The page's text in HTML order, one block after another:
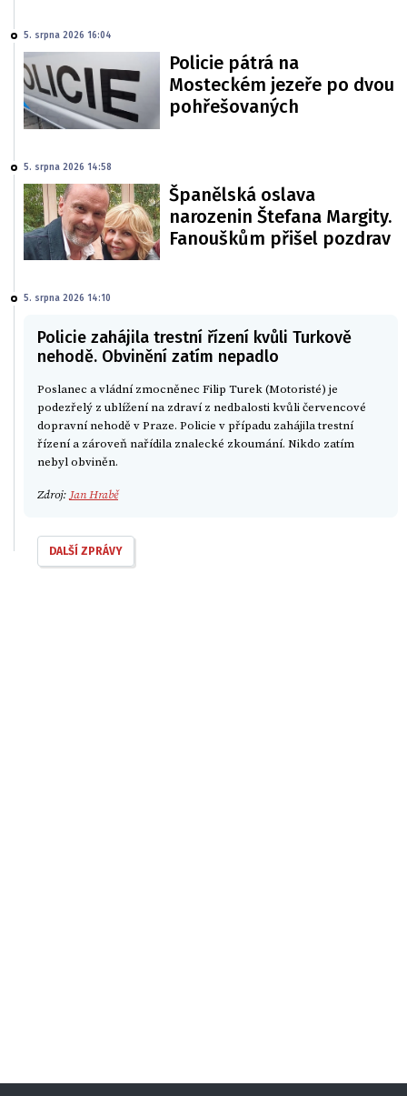
5. srpna 2026 16:04
Policie pátrá na
Mosteckém jezeře po dvou
pohřešovaných
5. srpna 2026 14:58
Španělská oslava
narozenin Štefana Margity.
Fanouškům přišel pozdrav
5. srpna 2026 14:10
Policie zahájila trestní řízení kvůli Turkově
nehodě. Obvinění zatím nepadlo
Poslanec a vládní zmocněnec Filip Turek (Motoristé) je
podezřelý z ublížení na zdraví z nedbalosti kvůli červencové
dopravní nehodě v Praze. Policie v případu zahájila trestní
řízení a zároveň nařídila znalecké zkoumání. Nikdo zatím
nebyl obviněn.
Zdroj: Jan Hrabě
DALŠÍ ZPRÁVY